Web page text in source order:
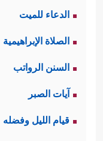
الدعاء للميت
الصلاة الإبراهيمية
السنن الرواتب
آيات الصبر
قيام الليل وفضله